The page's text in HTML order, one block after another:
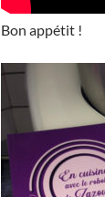
Bon appétit !